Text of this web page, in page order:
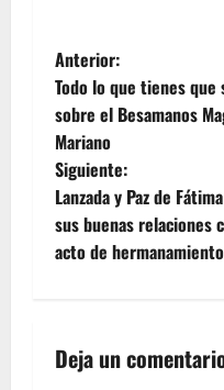
octubre
los días
dos días
en los
se
visitar los
N
a
v
e
g
c
Anterior:
Todo lo que tienes que
sobre el Besamanos
Mariano
Siguiente:
Lanzada y Paz de
sus buenas relaciones
acto de hermanamiento
Deja un